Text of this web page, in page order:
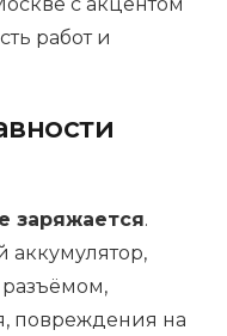
работ и
заряжается.
повреждения на